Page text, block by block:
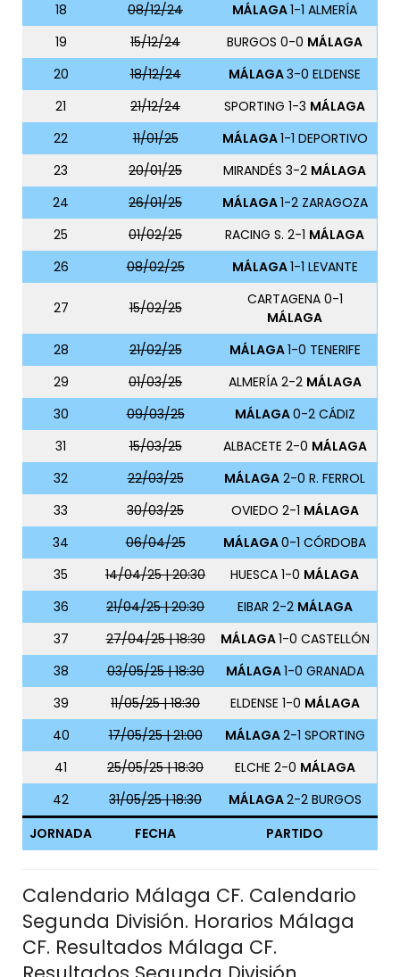
18
08/12/24 MÁLAGA1-1 ALMERÍA
19
15/12/24 BURGOS 0-0 MÁLAGA
20
18/12/24 MÁLAGA3-0 ELDENSE
21
21/12/24 SPORTING 1-3 MÁLAGA
22
11/01/25 MÁLAGA1-1 DEPORTIVO
23
20/01/25 MIRANDÉS 3-2 MÁLAGA
24
26/01/25 MÁLAGA1-2 ZARAGOZA
25
01/02/25 RACING S. 2-1 MÁLAGA
26
08/02/25 MÁLAGA1-1 LEVANTE
27 15/02/25
CARTAGENA 0-1
MÁLAGA
28
21/02/25 MÁLAGA1-0 TENERIFE
29
01/03/25 ALMERÍA 2-2 MÁLAGA
30
09/03/25 MÁLAGA0-2 CÁDIZ
31
15/03/25 ALBACETE 2-0 MÁLAGA
32
22/03/25 MÁLAGA 2-0 R. FERROL
33
30/03/25 OVIEDO 2-1 MÁLAGA
34
06/04/25 MÁLAGA0-1 CÓRDOBA
35
14/04/25 | 20:30 HUESCA 1-0 MÁLAGA
36
21/04/25 | 20:30 EIBAR 2-2 MÁLAGA
37
27/04/25 | 18:30 MÁLAGA1-0 CASTELLÓN
38
03/05/25 | 18:30 MÁLAGA1-0 GRANADA
39
11/05/25 | 18:30 ELDENSE 1-0 MÁLAGA
40
17/05/25 | 21:00 MÁLAGA2-1 SPORTING
41
25/05/25 | 18:30 ELCHE 2-0 MÁLAGA
42
31/05/25 | 18:30 MÁLAGA2-2 BURGOS
JORNADA
FECHA PARTIDO
Calendario Málaga CF. Calendario
Segunda División. Horarios Málaga
CF. Resultados Málaga CF.